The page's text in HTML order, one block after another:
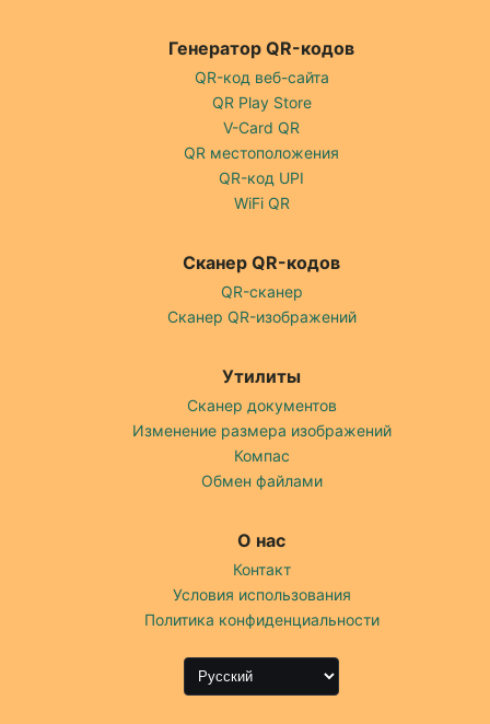
Генератор QR-кодов
QR-код веб-сайта
QR Play Store
V-Card QR
QR местоположения
QR-код UPI
WiFi QR
Сканер QR-кодов
QR-сканер
Сканер QR-изображений
Утилиты
Сканер документов
Изменение размера изображений
Компас
Обмен файлами
О нас
Контакт
Условия использования
Политика конфиденциальности